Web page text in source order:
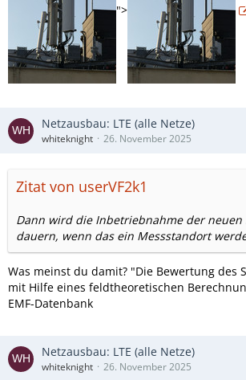
">
Netzausbau: LTE (alle Netze)
whiteknight 26. November 2025
Zitat von userVF2k1
Dann wird die Inbetriebnahme der neuen
dauern, wenn das ein Messstandort
Was meinst du damit? "Die Bewertung des
mit Hilfe eines feldtheoretischen
EMF-Datenbank
Netzausbau: LTE (alle Netze)
whiteknight 26. November 2025